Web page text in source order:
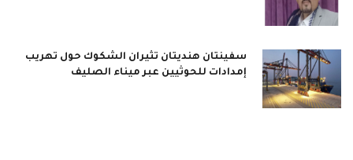
سفينتان هنديتان تثيران الشكوك حول تهريب
إمدادات للحوثيين عبر ميناء الصليف